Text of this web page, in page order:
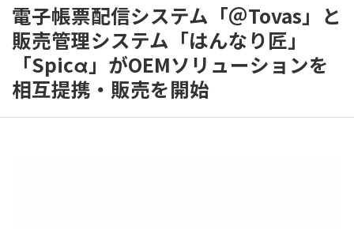
電子帳票配信システム「＠Tovas」と
販売管理システム「はんなり匠」
「Spicα」がOEMソリューションを
相互提携・販売を開始